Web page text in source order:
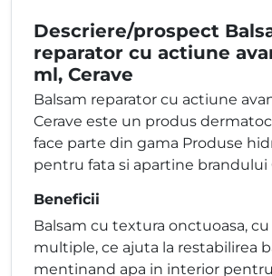
Descriere/prospect
reparator cu actiune
ml, Cerave
Balsam reparator cu actiune
Cerave este un produs
face parte din gama Produse
pentru fata si apartine brandului
Beneficii
Balsam cu textura onctuoasa,
multiple, ce ajuta la restabilirea
mentinand apa in interior